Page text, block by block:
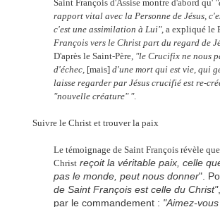
Saint François d'Assise montre d'abord qu'
rapport vital avec la Personne de Jésus,
c'est une assimilation à Lui", a expliqué le
François vers le Christ part du regard de
D'après le Saint-Père, "le Crucifix ne nous
d'échec, [mais] d'une mort qui est vie, qui
laisse regarder par Jésus crucifié est re-
"nouvelle créature" ".
Suivre le Christ et trouver la paix
Le témoignage de Saint François révèle
Christ reçoit la véritable paix, celle
pas le monde, peut nous donner".
de Saint François est celle du Christ"
par le commandement : "Aimez-